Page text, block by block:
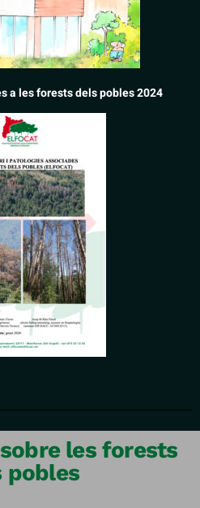
a les forests dels pobles 2024
les forests
pobles